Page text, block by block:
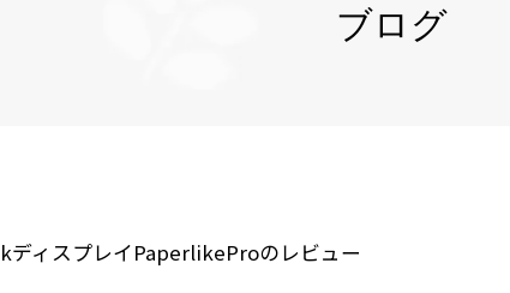
ブログ
ディスプレイPaperlikeProのレビュー